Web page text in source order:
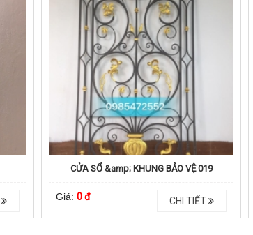
CỬA SỔ &amp; KHUNG BẢO VỆ 019
Giá:0 đ CHI TIẾT